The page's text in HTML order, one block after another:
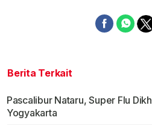
Berita Terkait
Pascalibur Nataru, Super Flu
Yogyakarta